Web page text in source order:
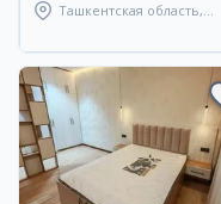
Ташкентская область,